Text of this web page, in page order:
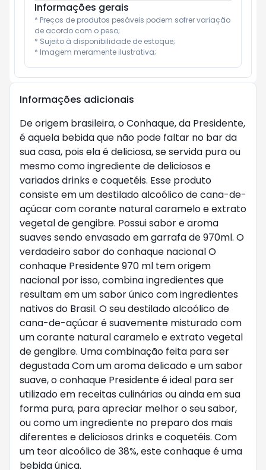
Informações gerais
* Preços de produtos pesáveis podem sofrer variação
de acordo com o peso;
* Sujeito à disponibilidade de estoque;
* Imagem meramente ilustrativa;
Informações adicionais
De origem brasileira, o Conhaque, da Presidente,
é aquela bebida que não pode faltar no bar da
sua casa, pois ela é deliciosa, se servida pura ou
mesmo como ingrediente de deliciosos e
variados drinks e coquetéis. Esse produto
consiste em um destilado alcoólico de cana-de-
açúcar com corante natural caramelo e extrato
vegetal de gengibre. Possui sabor e aroma
suaves sendo envasado em garrafa de 970ml. O
verdadeiro sabor do conhaque nacional O
conhaque Presidente 970 ml tem origem
nacional por isso, combina ingredientes que
resultam em um sabor único com ingredientes
nativos do Brasil. O seu destilado alcoólico de
cana-de-açúcar é suavemente misturado com
um corante natural caramelo e extrato vegetal
de gengibre. Uma combinação feita para ser
degustada Com um aroma delicado e um sabor
suave, o conhaque Presidente é ideal para ser
utilizado em receitas culinárias ou ainda em sua
forma pura, para apreciar melhor o seu sabor,
ou como um ingrediente no preparo dos mais
diferentes e deliciosos drinks e coquetéis. Com
um teor alcoólico de 38%, este conhaque é uma
bebida única.